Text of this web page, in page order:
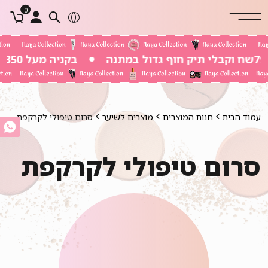
0
בקניה מעל 350 שח משלוח חינם
עמוד הבית חנות המוצרים מוצרים לשיער סרום טיפולי לקרקפת
סרום טיפולי לקרקפת